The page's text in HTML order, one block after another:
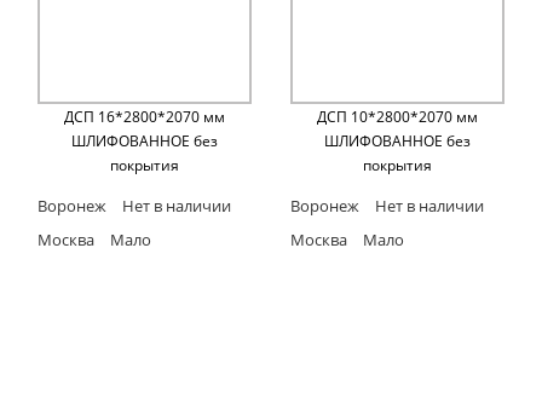
ДСП 16*2800*2070 мм
ШЛИФОВАННОЕ без
покрытия
Воронеж
Нет в наличии
Москва
Мало
ДСП 10*2800*2070 мм
ШЛИФОВАННОЕ без
покрытия
Воронеж
Нет в наличии
Москва
Мало